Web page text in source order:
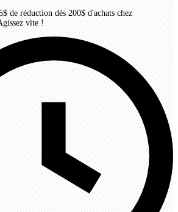
de réduction dès 200$ d'achats chez
vite !